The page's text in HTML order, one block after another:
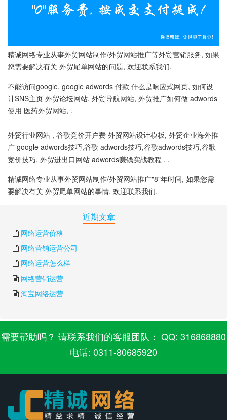
精诚网络专业从事外贸网站制作/外贸网站推广等外贸营销服务, 如果
您需要解决有关 外贸尾单网站的问题, 欢迎联系我们.
不能访问google, google adwords 付款 什么是响应式网页, 如何设
计SNS主页 外贸论坛网站, 外贸导航网站, 外贸推广如何做 adwords
使用 医药外贸网站, .
外贸行业网站 , 谷歌竞价开户费 外贸网站设计模板, 外贸企业海外推
广 google adwords技巧,谷歌 adwords技巧,谷歌adwords技巧,谷歌
竞价技巧, 外贸进出口网站 adwords赚钱实战教程 , ,
精诚网络专业从事外贸网站制作/外贸网站推广"8"年时间, 如果您需
要解决有关 外贸尾单网站的事情, 欢迎联系我们.
近期文章
网络运营价格
网络营销运营公司
网络运营怎么样
网络营销运营
淘宝网络运营
需要帮助吗？ 请联系我们的客服团队： QQ: 316868880
电话: 0311-80685920